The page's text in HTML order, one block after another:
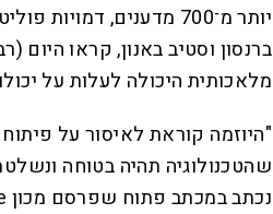
יותר מ־700 מדענים,
ברנסון וסטיב באנון, קראו
מלאכותית היכולה לעלות על
שהטכנולוגיה תהיה בטוחה